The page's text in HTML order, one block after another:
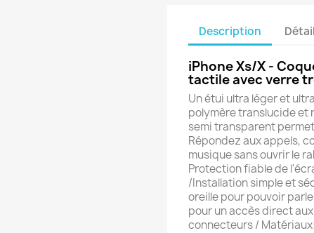
Description
iPhone Xs/X -
tactile avec verre
Un étui ultra léger et
polymère translucide et
semi transparent
Répondez aux appels,
musique sans ouvrir le
Protection fiable de
/Installation simple et
oreille pour pouvoir
pour un accès direct
connecteurs / Matériaux: